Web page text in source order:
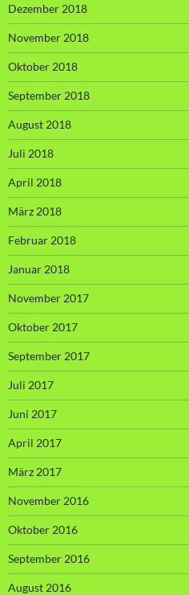
Dezember 2018
November 2018
Oktober 2018
September 2018
August 2018
Juli 2018
April 2018
März 2018
Februar 2018
Januar 2018
November 2017
Oktober 2017
September 2017
Juli 2017
Juni 2017
April 2017
März 2017
November 2016
Oktober 2016
September 2016
August 2016